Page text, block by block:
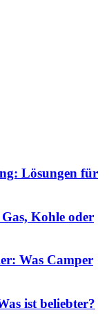
Lösungen für
Kohle oder
Was Camper
ist beliebter?